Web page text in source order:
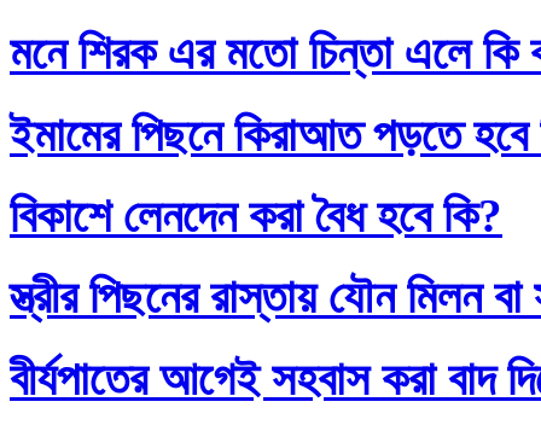
মনে শিরক এর মতো চিন্তা এলে কি
ইমামের পিছনে কিরাআত পড়তে হবে
বিকাশে লেনদেন করা বৈধ হবে কি?
স্ত্রীর পিছনের রাস্তায় যৌন মিলন
বীর্যপাতের আগেই সহবাস করা বাদ